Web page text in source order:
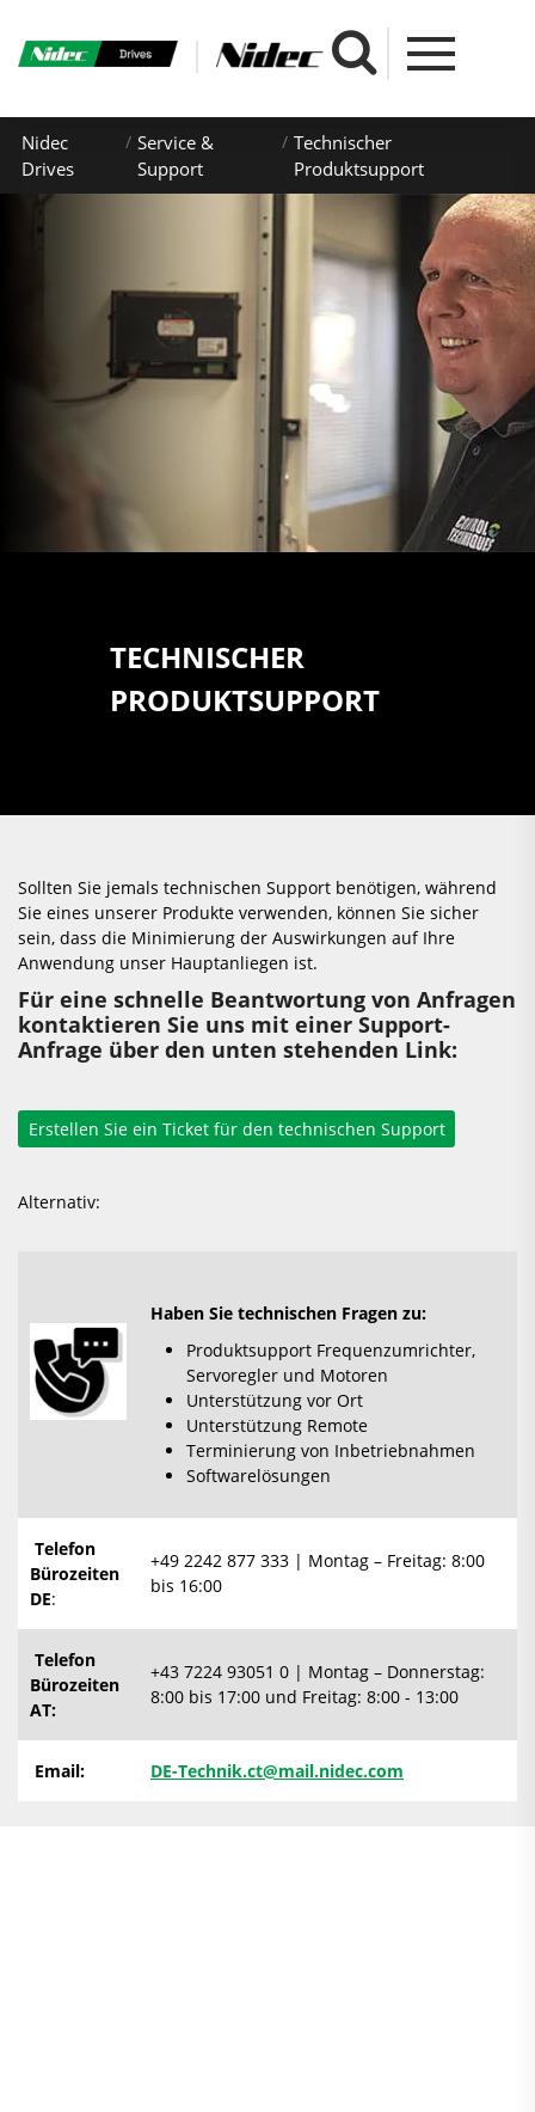
Nidec
Drives
Service &
Support
Technischer
Produktsupport
TECHNISCHER
PRODUKTSUPPORT
Sollten Sie jemals technischen Support benötigen, während
Sie eines unserer Produkte verwenden, können Sie sicher
sein, dass die Minimierung der Auswirkungen auf Ihre
Anwendung unser Hauptanliegen ist.
Für eine schnelle Beantwortung von Anfragen
kontaktieren Sie uns mit einer Support-
Anfrage über den unten stehenden Link:
Alternativ:
Haben Sie technischen Fragen zu:
Produktsupport Frequenzumrichter,
Servoregler und Motoren
Unterstützung vor Ort
Unterstützung Remote
Terminierung von Inbetriebnahmen
Softwarelösungen
Telefon
Bürozeiten
DE:
+49 2242 877 333 | Montag – Freitag: 8:00
bis 16:00
Telefon
Bürozeiten
AT:
+43 7224 93051 0 | Montag – Donnerstag:
8:00 bis 17:00 und Freitag: 8:00 - 13:00
Email: DE-Technik.ct@mail.nidec.com